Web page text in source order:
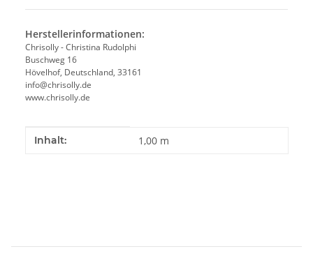
Herstellerinformationen:
Chrisolly - Christina Rudolphi
Buschweg 16
Hövelhof, Deutschland, 33161
info@chrisolly.de
www.chrisolly.de
Produkteigenschaft
Wert
Inhalt: 1,00 m